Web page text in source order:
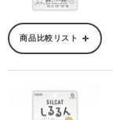
商品比較リスト